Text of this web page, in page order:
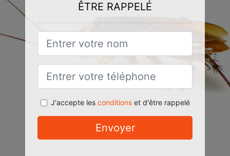
ÊTRE RAPPELÉ
J'accepte les conditionset d'être rappelé
Envoyer